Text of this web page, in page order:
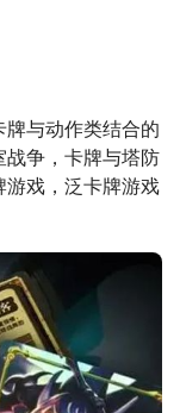
与动作类结合的
战争，卡牌与塔防
游戏，泛卡牌游戏